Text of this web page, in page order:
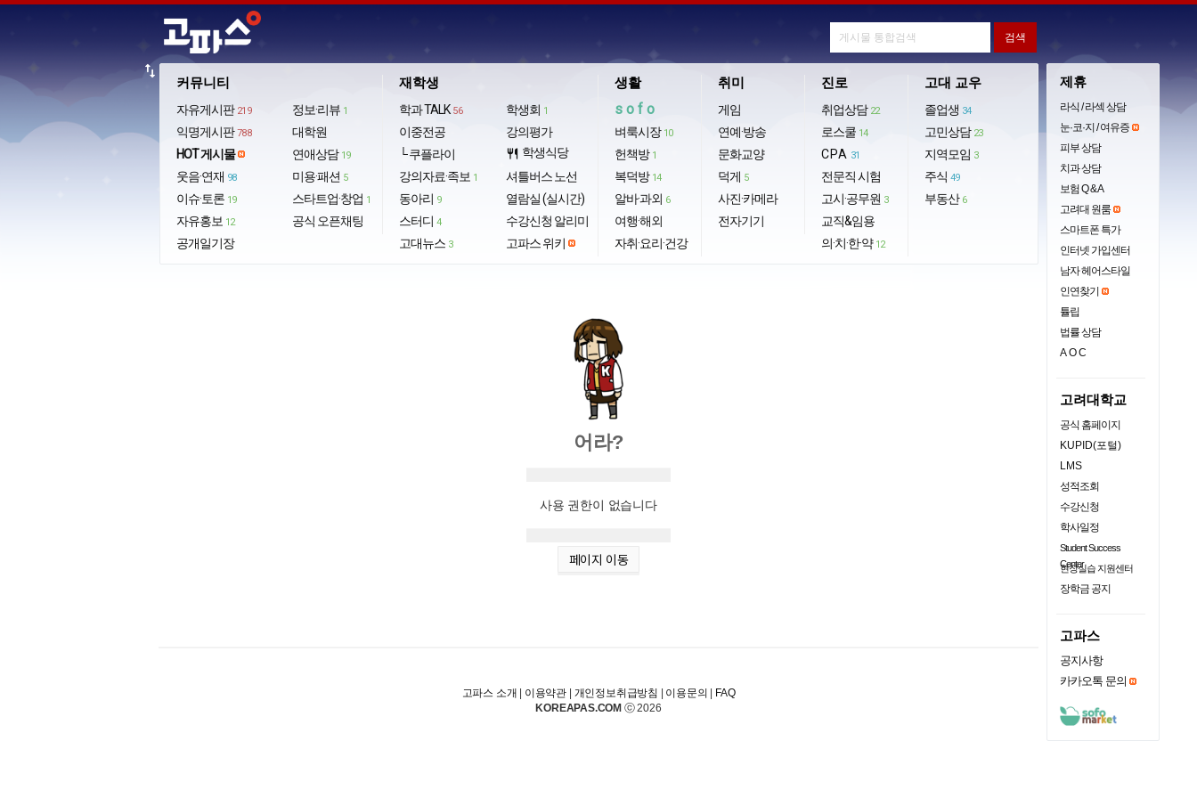
커뮤니티
자유게시판 219
익명게시판 788
HOT 게시물
웃음·연재 98
이슈·토론 19
자유홍보 12
공개일기장
정보·리뷰 1
대학원
연애상담 19
미용·패션 5
스타트업·창업 1
공식 오픈채팅
재학생
학과 TALK 56
이중전공
└ 쿠플라이
강의자료·족보 1
동아리 9
스터디 4
고대뉴스 3
학생회 1
강의평가
restaurant 학생식당
셔틀버스 노선
열람실 (실시간)
수강신청 알리미
고파스 위키
생활
sofo
벼룩시장 10
헌책방 1
복덕방 14
알바·과외 6
여행·해외
자취·요리·건강
취미
게임
연예·방송
문화교양
덕게 5
사진·카메라
전자기기
진로
취업상담 22
로스쿨 14
CPA 31
전문직 시험
고시·공무원 3
교직&임용
의·치·한·약 12
고대 교우
졸업생 34
고민상담 23
지역모임 3
주식 49
부동산 6
import_export
어라?
사용 권한이 없습니다
페이지 이동
제휴
라식 / 라섹 상담
눈·코·지 / 여유증
피부 상담
치과 상담
보험 Q & A
고려대 원룸
스마트폰 특가
인터넷 가입센터
남자 헤어스타일
인연찾기
튤립
법률 상담
AOC
고려대학교
공식 홈페이지
KUPID(포털)
LMS
성적조회
수강신청
학사일정
Student Success
Center
현장실습 지원센터
장학금 공지
고파스
공지사항
카카오톡 문의
고파스 소개 이용약관 개인정보취급방침 이용문의
FAQ
KOREAPAS.COM ⓒ 2026